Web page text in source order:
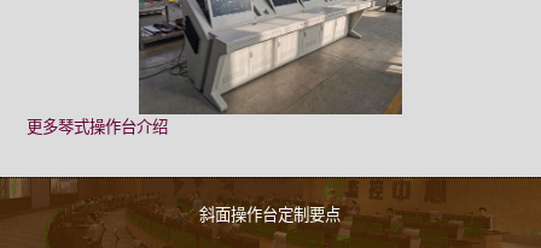
更多琴式操作台介绍
斜面操作台定制要点